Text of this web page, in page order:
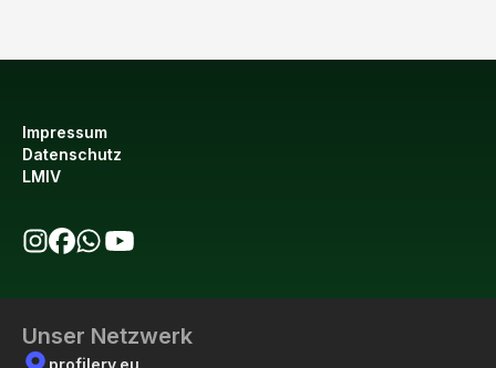
Impressum
Datenschutz
LMIV
Unser Netzwerk
profilery.eu